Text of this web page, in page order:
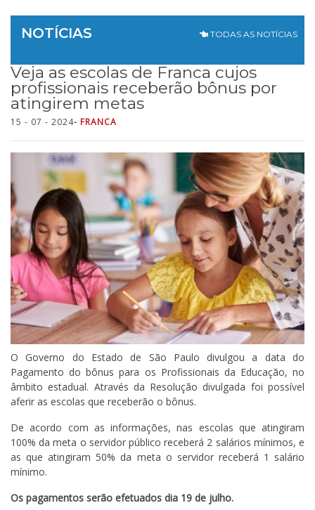
NOTÍCIAS TODAS AS NOTÍCIAS
Veja as escolas de Franca cujos
profissionais receberão bônus por
atingirem metas
15 - 07 - 2024- FRANCA
O Governo do Estado de São Paulo divulgou a data do
Pagamento do bônus para os Profissionais da Educação, no
âmbito estadual. Através da Resolução divulgada foi possível
aferir as escolas que receberão o bônus.
De acordo com as informações, nas escolas que atingiram
100% da meta o servidor público receberá 2 salários mínimos, e
as que atingiram 50% da meta o servidor receberá 1 salário
mínimo.
Os pagamentos serão efetuados dia 19 de julho.